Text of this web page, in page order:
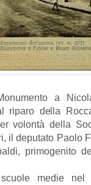
a
riparo della
volontà della
il deputato Paolo
primogenito
medie nel